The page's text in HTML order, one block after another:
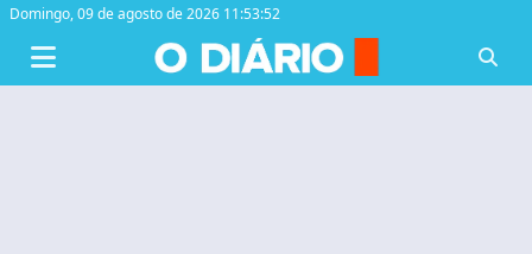
Domingo,09 de agosto de 2026 11:53:52